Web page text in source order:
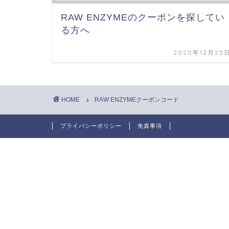
RAW ENZYMEのクーポンを探してい
る方へ
2020年12月25
HOME RAW ENZYMEクーポンコード
プライバシーポリシー 免責事項